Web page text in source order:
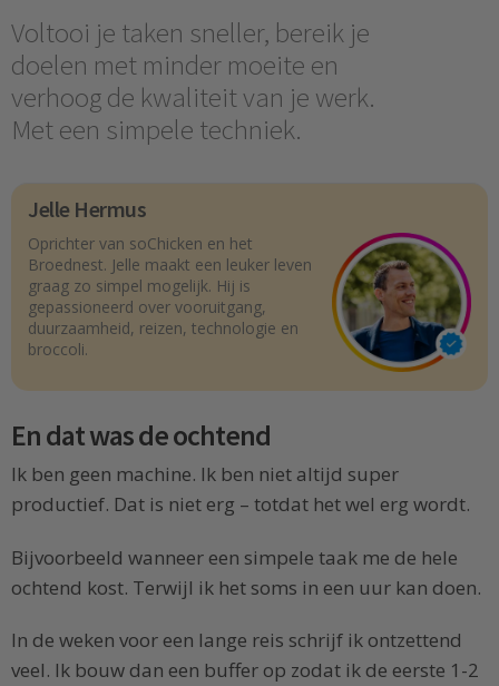
Voltooi je taken sneller, bereik je
doelen met minder moeite en
verhoog de kwaliteit van je werk.
Met een simpele techniek.
Jelle Hermus
Oprichter van soChicken en het
Broednest. Jelle maakt een leuker leven
graag zo simpel mogelijk. Hij is
gepassioneerd over vooruitgang,
duurzaamheid, reizen, technologie en
broccoli.
En dat was de ochtend
Ik ben geen machine. Ik ben niet altijd super
productief. Dat is niet erg – totdat het wel erg wordt.
Bijvoorbeeld wanneer een simpele taak me de hele
ochtend kost. Terwijl ik het soms in een uur kan doen.
In de weken voor een lange reis schrijf ik ontzettend
veel. Ik bouw dan een buffer op zodat ik de eerste 1-2